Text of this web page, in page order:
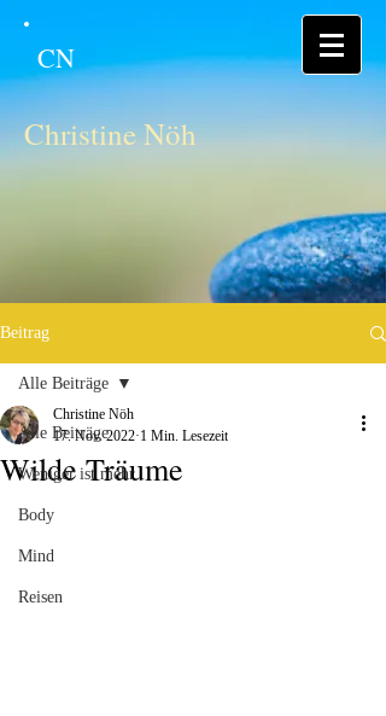
CN
Christine Nöh
Beitrag
Alle Beiträge
Weniger ist mehr
Body
Mind
Reisen
Alle Beiträge
Wilde Träume
Christine Nöh
17. Nov. 2022 1 Min. Lesezeit